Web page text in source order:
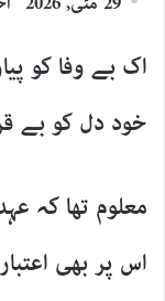
اک بے وفا کو
خود دل کو بے
معلوم تھا کہ
اس پر بھی اعتبار